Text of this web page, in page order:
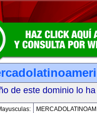
de este dominio lo